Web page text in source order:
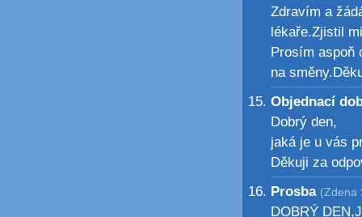
Zdravím a
lékaře.Zjistil
Prosím aspoň
na
Objednací
Dobrý den,
jaká je u vás
Děkuji za
Prosba (Zdena
DOBRÝ